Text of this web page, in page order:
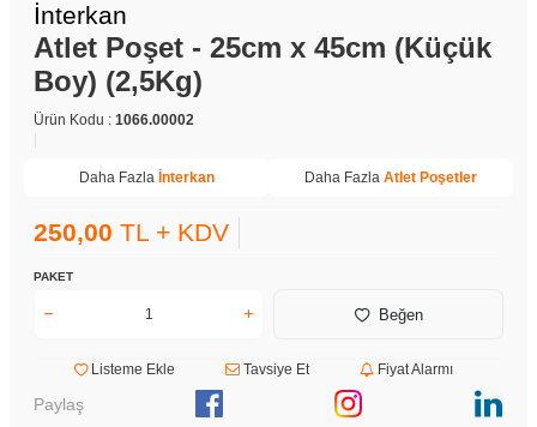
İnterkan
Atlet Poşet - 25cm x 45cm (Küçük
Boy) (2,5Kg)
Ürün Kodu : 1066.00002
Daha Fazla İnterkan Daha Fazla Atlet Poşetler
250,00 TL + KDV
PAKET
Beğen
Listeme Ekle Tavsiye Et Fiyat Alarmı
Paylaş